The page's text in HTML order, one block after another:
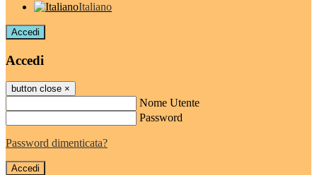
Italiano
Accedi
Accedi
button close ×
Nome Utente
Password
Password dimenticata?